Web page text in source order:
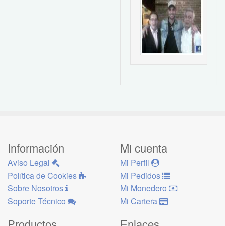
Información
Aviso Legal
Política de Cookies
Sobre Nosotros
Soporte Técnico
Mi cuenta
Mi Perfil
Mi Pedidos
Mi Monedero
Mi Cartera